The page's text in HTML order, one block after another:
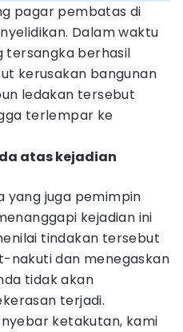
pagar pembatas di
Dalam waktu
tersangka berhasil
kerusakan bangunan
ledakan tersebut
terlempar ke
atas kejadian
yang juga pemimpin
kejadian ini
tindakan tersebut
nakuti dan menegaskan
tidak akan
terjadi.
ketakutan, kami